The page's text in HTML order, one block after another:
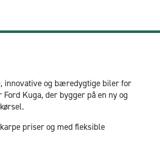
innovative og bæredygtige biler for
Kuga, der bygger på en ny og
priser og med fleksible